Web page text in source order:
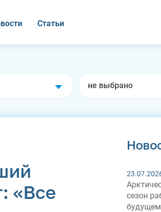
Статьи
не выбрано
«Все
сезон
будущем